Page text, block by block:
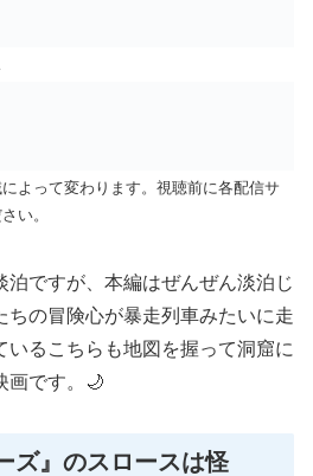
よって変わります。視聴前に各配信サ
い。
泊ですが、本編はぜんぜん淡泊じ
ちの冒険心が暴走列車みたいに走
いるこちらも地図を握って洞窟に
画です。🌙
ズ』のスロースは怪